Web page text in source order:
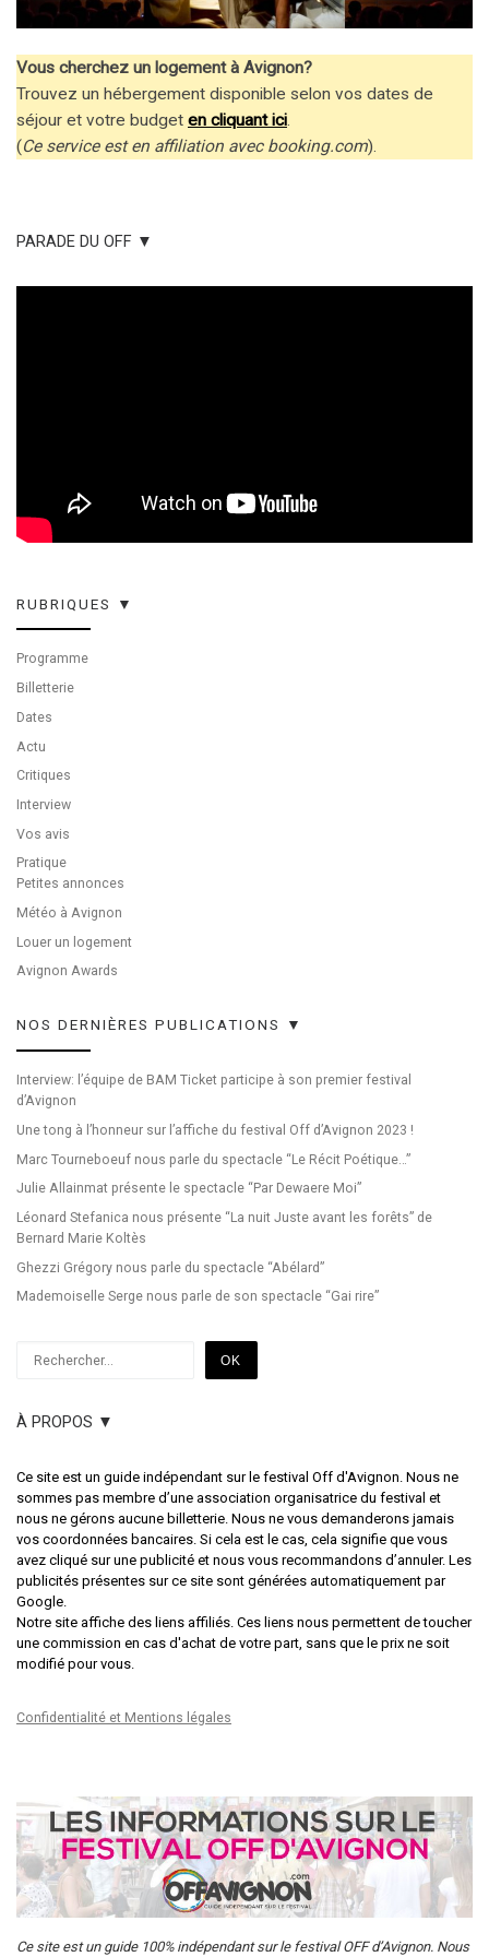
Vous cherchez un logement à Avignon?
Trouvez un hébergement disponible selon vos dates de
séjour et votre budget en cliquant ici.
(Ce service est en affiliation avec booking.com).
PARADE DU OFF ▼
RUBRIQUES ▼
Programme
Billetterie
Dates
Actu
Critiques
Interview
Vos avis
Pratique
Petites annonces
Météo à Avignon
Louer un logement
Avignon Awards
NOS DERNIÈRES PUBLICATIONS ▼
Interview: l’équipe de BAM Ticket participe à son premier festival
d’Avignon
Une tong à l’honneur sur l’affiche du festival Off d’Avignon 2023 !
Marc Tourneboeuf nous parle du spectacle “Le Récit Poétique…”
Julie Allainmat présente le spectacle “Par Dewaere Moi”
Léonard Stefanica nous présente “La nuit Juste avant les forêts” de
Bernard Marie Koltès
Ghezzi Grégory nous parle du spectacle “Abélard”
Mademoiselle Serge nous parle de son spectacle “Gai rire”
OK
À PROPOS ▼
Ce site est un guide indépendant sur le festival Off d'Avignon. Nous ne
sommes pas membre d’une association organisatrice du festival et
nous ne gérons aucune billetterie. Nous ne vous demanderons jamais
vos coordonnées bancaires. Si cela est le cas, cela signifie que vous
avez cliqué sur une publicité et nous vous recommandons d’annuler. Les
publicités présentes sur ce site sont générées automatiquement par
Google.
Notre site affiche des liens affiliés. Ces liens nous permettent de toucher
une commission en cas d'achat de votre part, sans que le prix ne soit
modifié pour vous.
Confidentialité et Mentions légales
Ce site est un guide 100% indépendant sur le festival OFF d’Avignon. Nous